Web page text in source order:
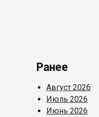
Ранее
Август 2026
Июль 2026
Июнь 2026